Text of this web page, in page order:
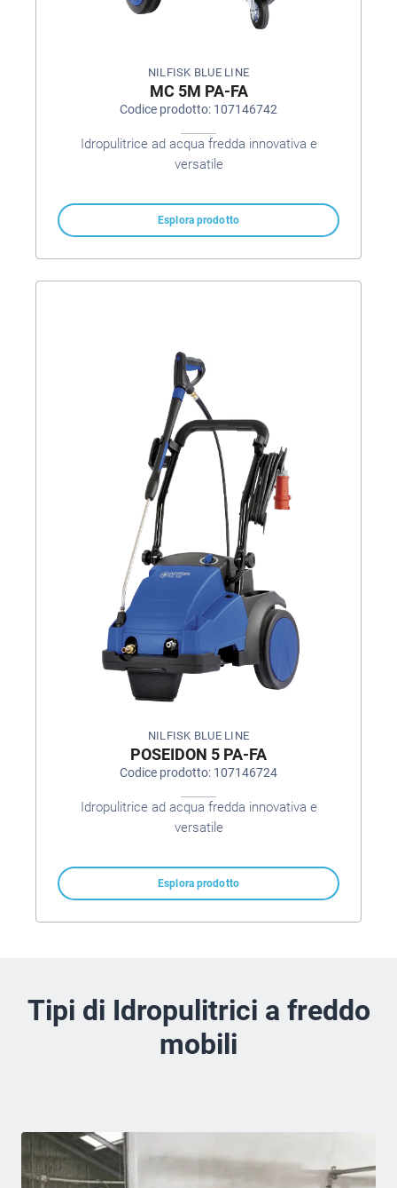
NILFISK BLUE LINE
MC 5M PA-FA
Codice prodotto: 107146742
Idropulitrice ad acqua fredda innovativa e
versatile
Esplora prodotto
NILFISK BLUE LINE
POSEIDON 5 PA-FA
Codice prodotto: 107146724
Idropulitrice ad acqua fredda innovativa e
versatile
Esplora prodotto
Tipi di Idropulitrici a freddo
mobili